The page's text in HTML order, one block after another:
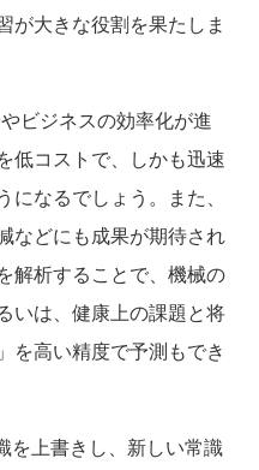
が大きな役割を果たしま
ビジネスの効率化が進
低コストで、しかも迅速
なるでしょう。また、
などにも成果が期待され
解析することで、機械の
いは、健康上の課題と将
を高い精度で予測もでき
を上書きし、新しい常識